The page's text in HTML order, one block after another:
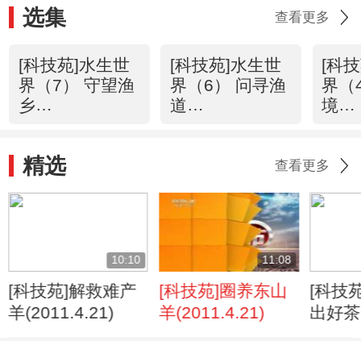
选集 查看更多
[科技苑]水生世
界（7） 守望渔
乡
[科技苑]水生世
界（6） 问寻渔
道
[科
界（
境
精选 查看更多
10:10
[科技苑]解救难产
羊(2011.4.21)
11:08
[科技苑]圈养东山
羊(2011.4.21)
[科技
出好茶